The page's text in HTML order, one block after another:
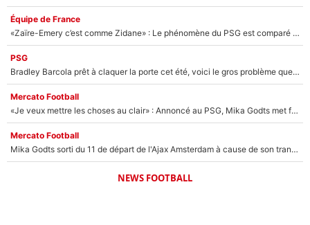
Équipe de France
«Zaïre-Emery c’est comme Zidane» : Le phénomène du PSG est comparé à son nouveau sélectionneur... et ils vont se retrouver en Bleus !
PSG
Bradley Barcola prêt à claquer la porte cet été, voici le gros problème que peut rencontrer Luis Enrique avec ses attaquants au PSG !
Mercato Football
«Je veux mettre les choses au clair» : Annoncé au PSG, Mika Godts met fin au suspense et éteint la polémique sur son transfert !
Mercato Football
Mika Godts sorti du 11 de départ de l'Ajax Amsterdam à cause de son transfert imminent vers le PSG ? Son agent répond cash !
NEWS FOOTBALL